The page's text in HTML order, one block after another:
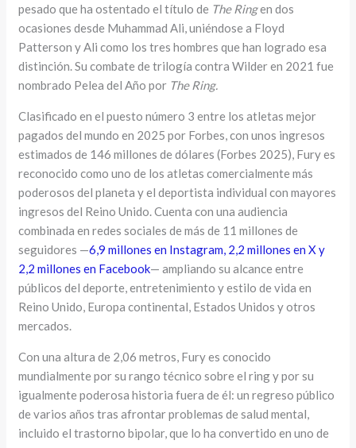
pesado que ha ostentado el título de The Ringen dos
ocasiones desde Muhammad Ali, uniéndose a Floyd
Patterson y Ali como los tres hombres que han logrado esa
distinción. Su combate de trilogía contra Wilder en 2021 fue
nombrado Pelea del Año por The Ring.
Clasificado en el puesto número 3 entre los atletas mejor
pagados del mundo en 2025 por Forbes, con unos ingresos
estimados de 146 millones de dólares (Forbes 2025), Fury es
reconocido como uno de los atletas comercialmente más
poderosos del planeta y el deportista individual con mayores
ingresos del Reino Unido. Cuenta con una audiencia
combinada en redes sociales de más de 11 millones de
seguidores —6,9 millones en Instagram, 2,2 millones en X y
2,2 millones en Facebook— ampliando su alcance entre
públicos del deporte, entretenimiento y estilo de vida en
Reino Unido, Europa continental, Estados Unidos y otros
mercados.
Con una altura de 2,06 metros, Fury es conocido
mundialmente por su rango técnico sobre el ring y por su
igualmente poderosa historia fuera de él: un regreso público
de varios años tras afrontar problemas de salud mental,
incluido el trastorno bipolar, que lo ha convertido en uno de